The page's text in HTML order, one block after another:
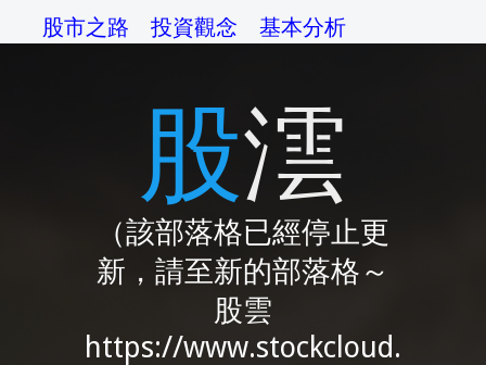
股市之路 投資觀念 基本分析
交易心理 綜論 相關網站
股澐
（該部落格已經停止更
新，請至新的部落格～
股雲
https://www.stockcloud.